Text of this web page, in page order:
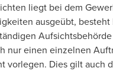
liegt bei dem
ausgeübt,
einen einzelnen
vorlegen. Dies gilt auch